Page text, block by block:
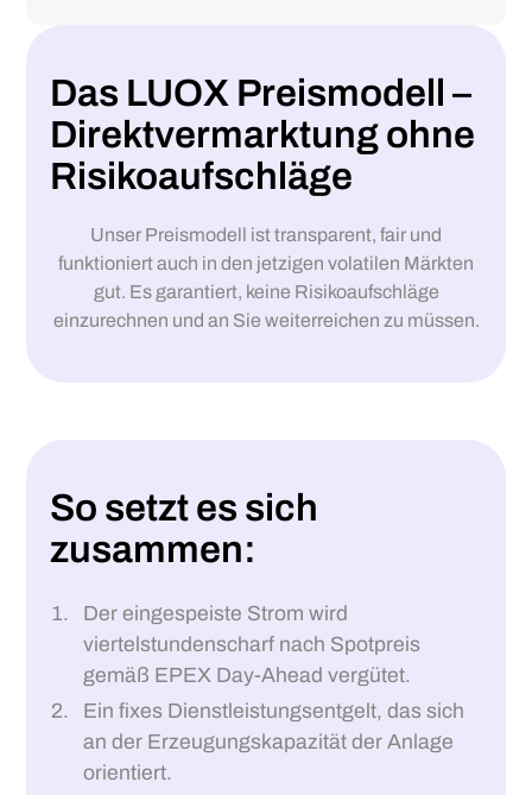
Das LUOX Preismodell –
Direktvermarktung ohne
Risikoaufschläge
Unser Preismodell ist transparent, fair und
funktioniert auch in den jetzigen volatilen Märkten
gut. Es garantiert, keine Risikoaufschläge
einzurechnen und an Sie weiterreichen zu müssen.
So setzt es sich
zusammen:
Der eingespeiste Strom wird
viertelstundenscharf nach Spotpreis
gemäß EPEX Day-Ahead vergütet.
Ein fixes Dienstleistungsentgelt, das sich
an der Erzeugungskapazität der Anlage
orientiert.